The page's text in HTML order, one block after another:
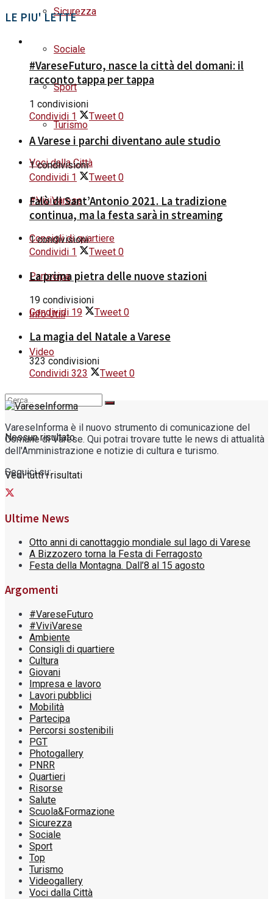
Sicurezza
Sociale
Sport
Turismo
Voci dalla Città
#ViviVarese
Consigli di quartiere
Partecipa
Info Utili
Video
Nessun risultato
Vedi tutti i risultati
LE PIU' LETTE
#VareseFuturo, nasce la città del domani: il
racconto tappa per tappa
1 condivisioni
Condividi 1 Tweet 0
A Varese i parchi diventano aule studio
1 condivisioni
Condividi 1 Tweet 0
Falò di Sant’Antonio 2021. La tradizione
continua, ma la festa sarà in streaming
1 condivisioni
Condividi 1 Tweet 0
La prima pietra delle nuove stazioni
19 condivisioni
Condividi 19 Tweet 0
La magia del Natale a Varese
323 condivisioni
Condividi 323 Tweet 0
VareseInforma è il nuovo strumento di comunicazione del
Comune di Varese. Qui potrai trovare tutte le news di attualità
dell'Amministrazione e notizie di cultura e turismo.
Seguici su:
Ultime News
Otto anni di canottaggio mondiale sul lago di Varese
A Bizzozero torna la Festa di Ferragosto
Festa della Montagna. Dall’8 al 15 agosto
Argomenti
#VareseFuturo
#ViviVarese
Ambiente
Consigli di quartiere
Cultura
Giovani
Impresa e lavoro
Lavori pubblici
Mobilità
Partecipa
Percorsi sostenibili
PGT
Photogallery
PNRR
Quartieri
Risorse
Salute
Scuola&Formazione
Sicurezza
Sociale
Sport
Top
Turismo
Videogallery
Voci dalla Città